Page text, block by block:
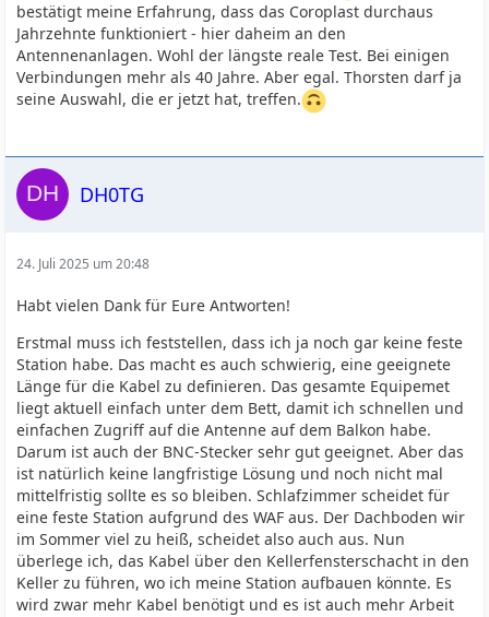
bestätigt meine Erfahrung, dass das Coroplast durchaus
Jahrzehnte funktioniert - hier daheim an den
Antennenanlagen. Wohl der längste reale Test. Bei einigen
Verbindungen mehr als 40 Jahre. Aber egal. Thorsten darf ja
seine Auswahl, die er jetzt hat, treffen.
DH0TG
24. Juli 2025 um 20:48
Habt vielen Dank für Eure Antworten!
Erstmal muss ich feststellen, dass ich ja noch gar keine feste
Station habe. Das macht es auch schwierig, eine geeignete
Länge für die Kabel zu definieren. Das gesamte Equipemet
liegt aktuell einfach unter dem Bett, damit ich schnellen und
einfachen Zugriff auf die Antenne auf dem Balkon habe.
Darum ist auch der BNC-Stecker sehr gut geeignet. Aber das
ist natürlich keine langfristige Lösung und noch nicht mal
mittelfristig sollte es so bleiben. Schlafzimmer scheidet für
eine feste Station aufgrund des WAF aus. Der Dachboden wir
im Sommer viel zu heiß, scheidet also auch aus. Nun
überlege ich, das Kabel über den Kellerfensterschacht in den
Keller zu führen, wo ich meine Station aufbauen könnte. Es
wird zwar mehr Kabel benötigt und es ist auch mehr Arbeit